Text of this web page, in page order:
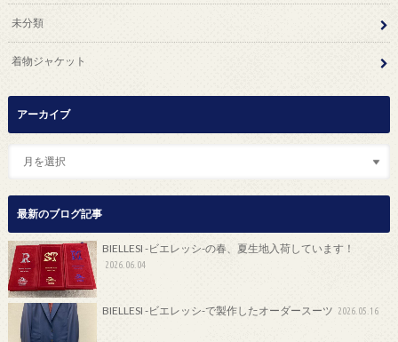
未分類
着物ジャケット
アーカイブ
最新のブログ記事
BIELLESI -ビエレッシ-の春、夏生地入荷しています！
2026.06.04
BIELLESI -ビエレッシ-で製作したオーダースーツ 2026.05.16